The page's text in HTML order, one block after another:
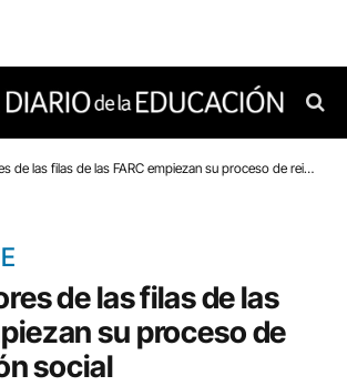
las filas de las FARC empiezan su proceso de reinserción social
de las filas de las
su proceso de
social